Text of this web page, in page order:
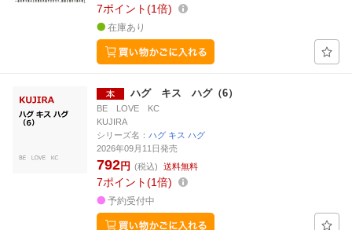
7ポイント 1倍
在庫あり
ハグ キス ハグ（6）
BE LOVE KC
KUJIRA
シリーズ名： ハグ キス ハグ
2026年09月11日発売
792円 (税込) 送料無料
7ポイント 1倍
予約受付中